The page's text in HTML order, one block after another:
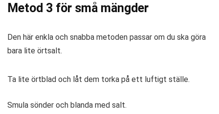
Metod 3 för små mängder
Den här enkla och snabba metoden passar om du ska göra
bara lite örtsalt.
Ta lite örtblad och låt dem torka på ett luftigt ställe.
Smula sönder och blanda med salt.